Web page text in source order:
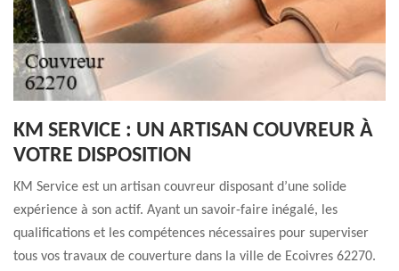
KM SERVICE : UN ARTISAN COUVREUR À
VOTRE DISPOSITION
KM Service est un artisan couvreur disposant d’une solide
expérience à son actif. Ayant un savoir-faire inégalé, les
qualifications et les compétences nécessaires pour superviser
tous vos travaux de couverture dans la ville de Ecoivres 62270.